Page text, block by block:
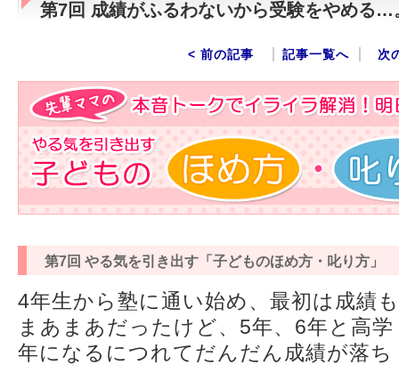
第7回 成績がふるわないから受験をやめる…
< 前の記事 記事一覧へ 次
第7回 やる気を引き出す「子どものほめ方・叱り方」
4年生から塾に通い始め、最初は成績も
まあまあだったけど、5年、6年と高学
年になるにつれてだんだん成績が落ち